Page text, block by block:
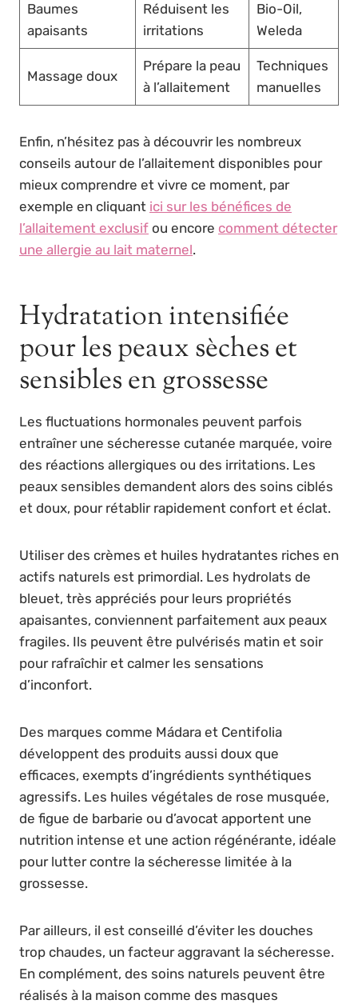
Baumes
apaisants
Réduisent les
irritations
Bio-Oil,
Weleda
Massage doux
Prépare la peau
à l’allaitement
Techniques
manuelles
Enfin, n’hésitez pas à découvrir les nombreux
conseils autour de l’allaitement disponibles pour
mieux comprendre et vivre ce moment, par
exemple en cliquant ici sur les bénéfices de
l’allaitement exclusif ou encore comment détecter
une allergie au lait maternel.
Hydratation intensifiée
pour les peaux sèches et
sensibles en grossesse
Les fluctuations hormonales peuvent parfois
entraîner une sécheresse cutanée marquée, voire
des réactions allergiques ou des irritations. Les
peaux sensibles demandent alors des soins ciblés
et doux, pour rétablir rapidement confort et éclat.
Utiliser des crèmes et huiles hydratantes riches en
actifs naturels est primordial. Les hydrolats de
bleuet, très appréciés pour leurs propriétés
apaisantes, conviennent parfaitement aux peaux
fragiles. Ils peuvent être pulvérisés matin et soir
pour rafraîchir et calmer les sensations
d’inconfort.
Des marques comme Mádara et Centifolia
développent des produits aussi doux que
efficaces, exempts d’ingrédients synthétiques
agressifs. Les huiles végétales de rose musquée,
de figue de barbarie ou d’avocat apportent une
nutrition intense et une action régénérante, idéale
pour lutter contre la sécheresse limitée à la
grossesse.
Par ailleurs, il est conseillé d’éviter les douches
trop chaudes, un facteur aggravant la sécheresse.
En complément, des soins naturels peuvent être
réalisés à la maison comme des masques